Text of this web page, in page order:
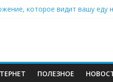
которое видит вашу еду
ПОЛЕЗНОЕ